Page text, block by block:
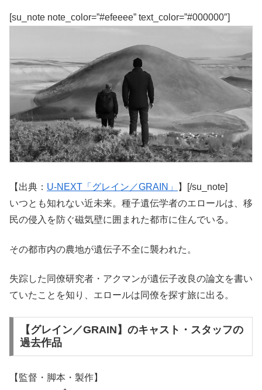
[su_note note_color=”#efeeee” text_color=”#000000″]
【出典： U-NEXT「グレイン／GRAIN」
】[/su_note]
いつとも知れない近未来。種子遺伝学者のエロールは、移
民の侵入を防ぐ磁気壁に囲まれた都市に住んでいる。
その都市内の農地が遺伝子不全に襲われた。
失踪した同僚研究者・アクマンが遺伝子改良の論文を書い
ていたことを知り、エロールは同僚を探す旅に出る。
【グレイン／GRAIN】のキャスト・スタッフの
過去作品
【監督・脚本・製作】